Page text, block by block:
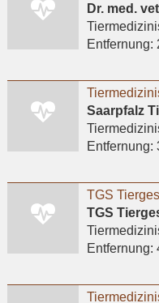
Dr. med.
Entfernung:
Saarpfalz
Entfernung:
TGS
Entfernung: